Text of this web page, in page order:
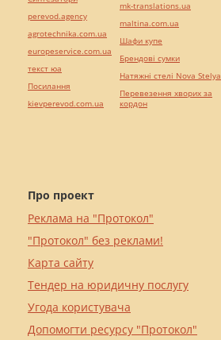
Про проект
Реклама на "Протокол"
"Протокол" без реклами!
Карта сайту
Тендер на юридичну послугу
Угода користувача
Допомогти ресурсу "Протокол"
perevod.agency
agrotechnika.com.ua
europeservice.com.ua
текст юа
Посилання
kievperevod.com.ua
mk-translations.ua
maltina.com.ua
Шафи купе
Брендові сумки
Натяжні стелі Nova Stelya
Перевезення хворих за
кордон